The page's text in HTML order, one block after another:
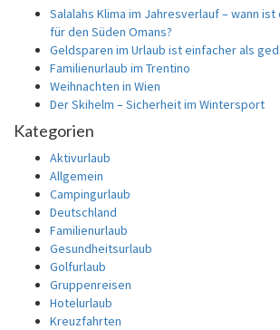
Salalahs Klima im Jahresverlauf – wann
für den Süden Omans?
Geldsparen im Urlaub ist einfacher als
Familienurlaub im Trentino
Weihnachten in Wien
Der Skihelm – Sicherheit im Wintersport
Kategorien
Aktivurlaub
Allgemein
Campingurlaub
Deutschland
Familienurlaub
Gesundheitsurlaub
Golfurlaub
Gruppenreisen
Hotelurlaub
Kreuzfahrten